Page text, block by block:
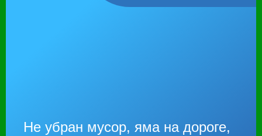
Не убран мусор, яма на дороге,